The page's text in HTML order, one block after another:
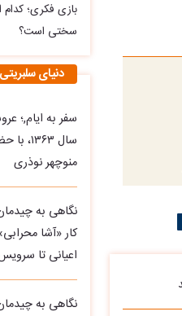
بازی فکری؛ کدام
سختی است؟
دنیای
سفر به ایام,؛
سال
منوچهر نوذری
نگاهی به
کار «آشا
اعیانی تا
نگاهی به